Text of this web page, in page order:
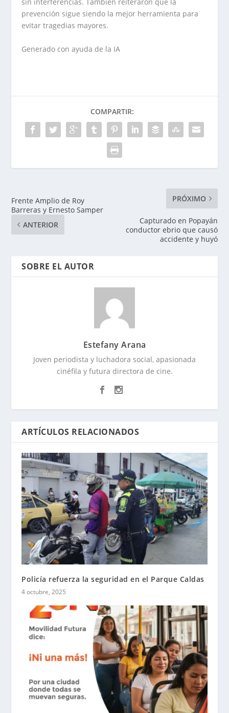
prevención sigue siendo la mejor herramienta para
evitar tragedias mayores.
Generado con ayuda de la IA
COMPARTIR:
Frente Amplio de Roy
Barreras y Ernesto Samper
ANTERIOR
PRÓXIMO
Capturado en Popayán
conductor ebrio que causó
accidente y huyó
SOBRE EL AUTOR
Estefany Arana
Joven periodista y luchadora social, apasionada
cinéfila y futura directora de cine.
ARTÍCULOS RELACIONADOS
Policía refuerza la seguridad en el Parque Caldas
4 octubre, 2025